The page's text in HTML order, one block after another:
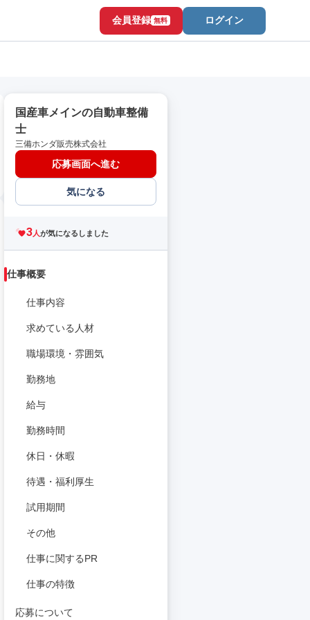
会員登録 無料 ログイン
国産車メインの自動車整備
士
三備ホンダ販売株式会社
応募画面へ進む
気になる
3人が気になるしました
仕事概要
仕事内容
求めている人材
職場環境・雰囲気
勤務地
給与
勤務時間
休日・休暇
待遇・福利厚生
試用期間
その他
仕事に関するPR
仕事の特徴
応募について